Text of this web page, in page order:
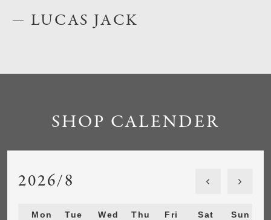
LUCAS JACK
SHOP CALENDER
2026/8
Mon Tue Wed Thu Fri Sat Sun